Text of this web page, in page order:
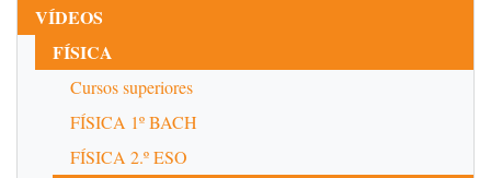
VÍDEOS
FÍSICA
Cursos superiores
FÍSICA 1º BACH
FÍSICA 2.º ESO